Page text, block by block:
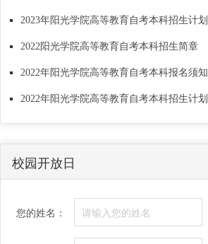
2023年阳光学院高等教育自考本科招生计划
2022阳光学院高等教育自考本科招生简章
2022年阳光学院高等教育自考本科报名须知
2022年阳光学院高等教育自考本科招生计划
校园开放日
您的姓名：